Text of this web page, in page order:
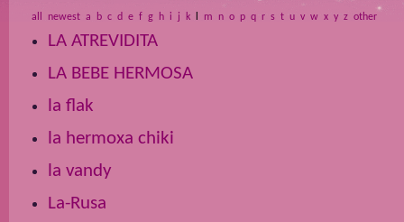
all newest a b c d e f g h i j k m n o p q r s t u v w x y z other
LA ATREVIDITA
LA BEBE HERMOSA
la flak
la hermoxa chiki
la vandy
La-Rusa